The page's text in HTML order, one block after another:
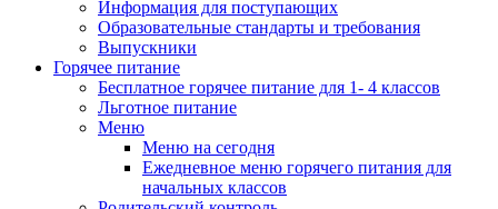
Информация для поступающих
Образовательные стандарты и требования
Выпускники
Горячее питание
Бесплатное горячее питание для 1- 4 классов
Льготное питание
Меню
Меню на сегодня
Ежедневное меню горячего питания для
начальных классов